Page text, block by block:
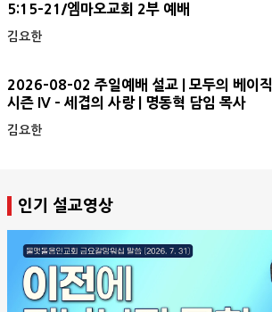
5:15-21/엠마오교회 2부 예배
김요한
2026-08-02 주일예배 설교 | 모두의 베이직
시즌 IV - 세겹의 사랑 | 명동혁 담임 목사
김요한
인기 설교영상